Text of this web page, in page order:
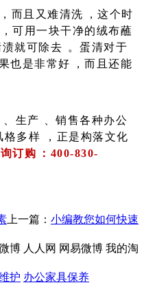
而且又难清洗，这个时
，可用一块干净的绒布蘸
就可除去。蛋清对于
是非常好，而且还能
、生产、销售各种办公
格多样，正是构落文化
订购：400-830-
上一篇： 小编教您如何快速
博 人人网 网易微博 我的淘
护 办公家具保养